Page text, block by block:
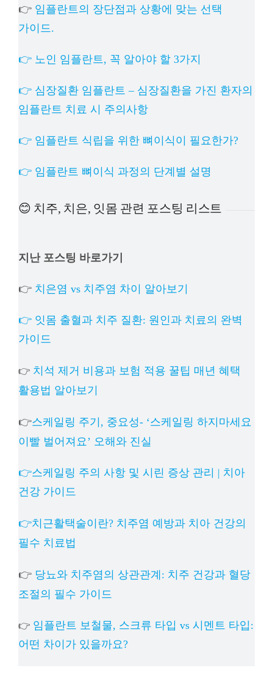
👉 임플란트의 장단점과 상황에 맞는 선택
가이드.
👉 노인 임플란트, 꼭 알아야 할 3가지
👉 심장질환 임플란트 – 심장질환을 가진 환자의
임플란트 치료 시 주의사항
👉 임플란트 식립을 위한 뼈이식이 필요한가?
👉 임플란트 뼈이식 과정의 단계별 설명
😊 치주, 치은, 잇몸 관련 포스팅 리스트
지난 포스팅 바로가기
👉 치은염 vs 치주염 차이 알아보기
👉 잇몸 출혈과 치주 질환: 원인과 치료의 완벽
가이드
👉 치석 제거 비용과 보험 적용 꿀팁 매년 혜택
활용법 알아보기
👉스케일링 주기, 중요성- ‘스케일링 하지마세요
이빨 벌어져요’ 오해와 진실
👉스케일링 주의 사항 및 시린 증상 관리 | 치아
건강 가이드
👉치근활택술이란? 치주염 예방과 치아 건강의
필수 치료법
👉 당뇨와 치주염의 상관관계: 치주 건강과 혈당
조절의 필수 가이드
👉 임플란트 보철물, 스크류 타입 vs 시멘트 타입:
어떤 차이가 있을까요?